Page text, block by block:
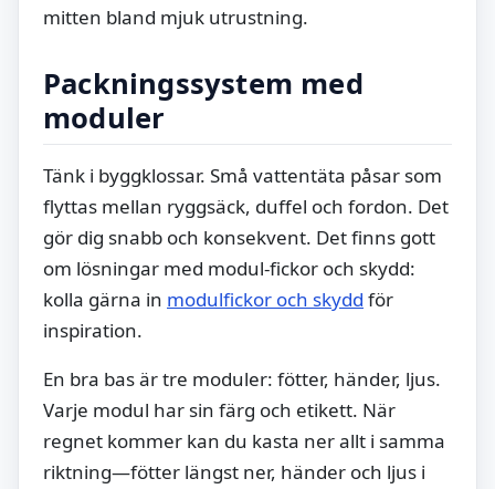
mitten bland mjuk utrustning.
Packningssystem med
moduler
Tänk i byggklossar. Små vattentäta påsar som
flyttas mellan ryggsäck, duffel och fordon. Det
gör dig snabb och konsekvent. Det finns gott
om lösningar med modul-fickor och skydd:
kolla gärna in modulfickor och skydd för
inspiration.
En bra bas är tre moduler: fötter, händer, ljus.
Varje modul har sin färg och etikett. När
regnet kommer kan du kasta ner allt i samma
riktning—fötter längst ner, händer och ljus i